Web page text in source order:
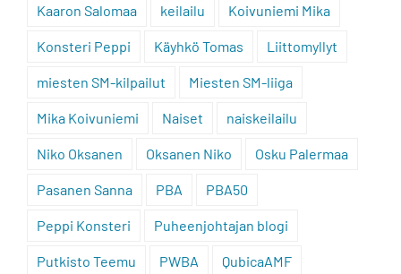
Kaaron Salomaa keilailu Koivuniemi Mika
Konsteri Peppi Käyhkö Tomas Liittomyllyt
miesten SM-kilpailut Miesten SM-liiga
Mika Koivuniemi Naiset naiskeilailu
Niko Oksanen Oksanen Niko Osku Palermaa
Pasanen Sanna PBA PBA50
Peppi Konsteri Puheenjohtajan blogi
Putkisto Teemu PWBA QubicaAMF